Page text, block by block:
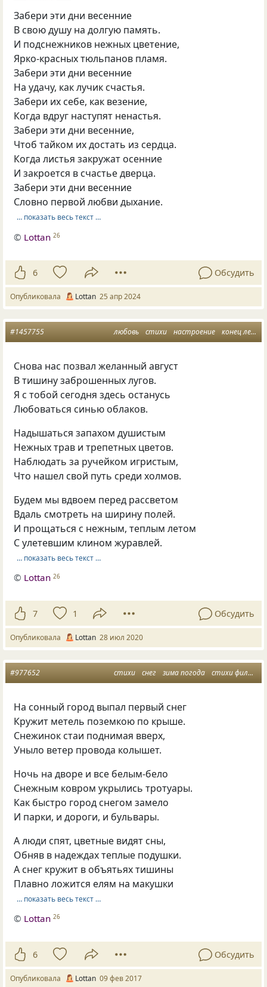
Забери эти дни весенние
В свою душу на долгую память.
И подснежников нежных цветение,
Ярко-красных тюльпанов пламя.
Забери эти дни весенние
На удачу, как лучик счастья.
Забери их себе, как везение,
Когда вдруг наступят ненастья.
Забери эти дни весенние,
Чтоб тайком их достать из сердца.
Когда листья закружат осенние
И закроется в счастье дверца.
Забери эти дни весенние
Словно первой любви дыхание.
… показать весь текст …
© Lottan 26
6 Обсудить
Опубликовала Lottan 25 апр 2024
любовь стихи настроение конец лета
#1457755
Снова нас позвал желанный август
В тишину заброшенных лугов.
Я с тобой сегодня здесь останусь
Любоваться синью облаков.
Надышаться запахом душистым
Нежных трав и трепетных цветов.
Наблюдать за ручейком игристым,
Что нашел свой путь среди холмов.
Будем мы вдвоем перед рассветом
Вдаль смотреть на ширину полей.
И прощаться с нежным, теплым летом
С улетевшим клином журавлей.
… показать весь текст …
© Lottan 26
7 1 Обсудить
Опубликовала Lottan 28 июл 2020
стихи снег зима погода стихи философские
#977652
На сонный город выпал первый снег
Кружит метель поземкою по крыше.
Снежинок стаи поднимая вверх,
Уныло ветер провода колышет.
Ночь на дворе и все белым-бело
Снежным ковром укрылись тротуары.
Как быстро город снегом замело
И парки, и дороги, и бульвары.
А люди спят, цветные видят сны,
Обняв в надеждах теплые подушки.
А снег кружит в объятьях тишины
Плавно ложится елям на макушки
… показать весь текст …
© Lottan 26
6 Обсудить
Опубликовала Lottan 09 фев 2017